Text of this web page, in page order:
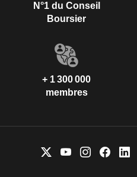
N°1 du Conseil
Boursier
+ 1 300 000
membres